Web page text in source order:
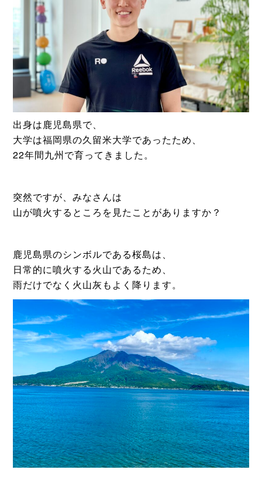
出身は鹿児島県で、
大学は福岡県の久留米大学であったため、
22年間九州で育ってきました。
突然ですが、みなさんは
山が噴火するところを見たことがありますか？
鹿児島県のシンボルである桜島は、
日常的に噴火する火山であるため、
雨だけでなく火山灰もよく降ります。